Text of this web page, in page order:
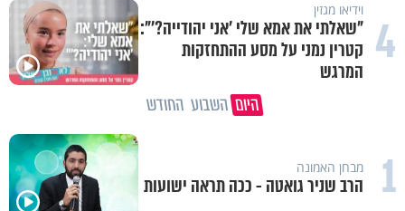
4 וידיאו מגזין
"שאלתי את אמא שלי 'אני יהודייה?'":
קטרין נמני על מסע ההתחזקות
המרגש
היום השבוע החודש
1 מבחן האמונה
הרב שניר גואטה - ככה תראה ישועות